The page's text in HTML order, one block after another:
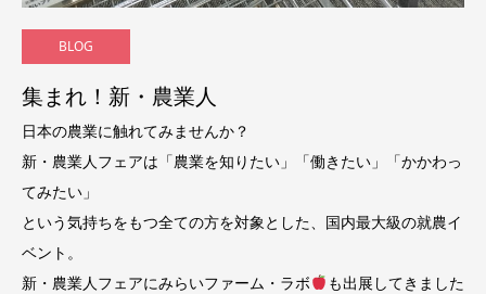
BLOG
集まれ！新・農業人
日本の農業に触れてみませんか？
新・農業人フェアは「農業を知りたい」「働きたい」「かかわっ
てみたい」
という気持ちをもつ全ての方を対象とした、国内最大級の就農イ
ベント。
新・農業人フェアにみらいファーム・ラボ
も出展してきました